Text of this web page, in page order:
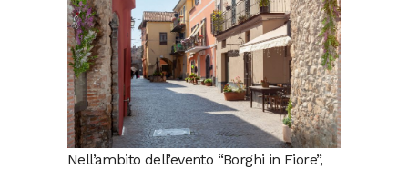
Nell’ambito dell’evento “Borghi in Fiore”,